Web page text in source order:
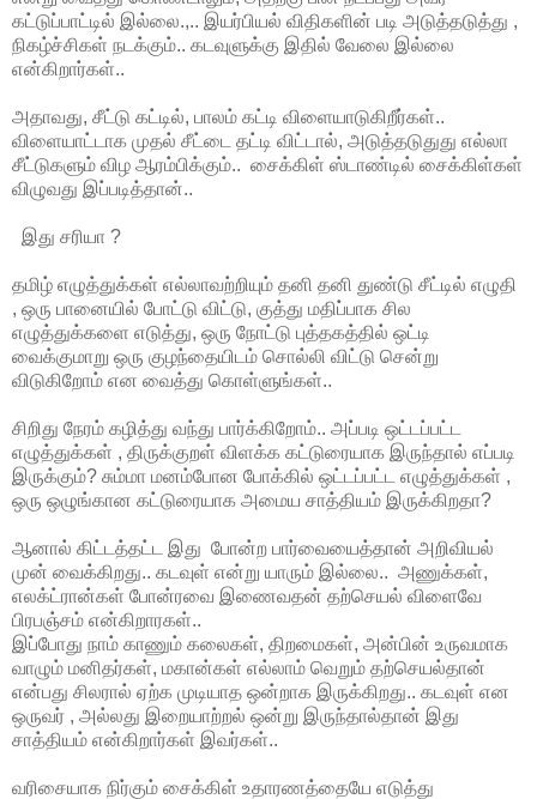
கட்டுப்பாட்டில் இல்லை.,.. இயர்பியல் விதிகளின் படி அடுத்தடுத்து ,
நிகழ்ச்சிகள் நடக்கும்.. கடவுளுக்கு இதில் வேலை இல்லை
என்கிறார்கள்..
அதாவது, சீட்டு கட்டில், பாலம் கட்டி விளையாடுகிறீர்கள்..
விளையாட்டாக முதல் சீட்டை தட்டி விட்டால், அடுத்தடுதுது எல்லா
சீட்டுகளும் விழ ஆரம்பிக்கும்.. சைக்கிள் ஸ்டாண்டில் சைக்கிள்கள்
விழுவது இப்படித்தான்..
இது சரியா ?
தமிழ் எழுத்துக்கள் எல்லாவற்றியும் தனி தனி துண்டு சீட்டில் எழுதி
, ஒரு பானையில் போட்டு விட்டு, குத்து மதிப்பாக சில
எழுத்துக்களை எடுத்து, ஒரு நோட்டு புத்தகத்தில் ஒட்டி
வைக்குமாறு ஒரு குழந்தையிடம் சொல்லி விட்டு சென்று
விடுகிறோம் என வைத்து கொள்ளுங்கள்..
சிறிது நேரம் கழித்து வந்து பார்க்கிறோம்.. அப்படி ஒட்டப்பட்ட
எழுத்துக்கள் , திருக்குறள் விளக்க கட்டுரையாக இருந்தால் எப்படி
இருக்கும்? சும்மா மனம்போன போக்கில் ஒட்டப்பட்ட எழுத்துக்கள் ,
ஒரு ஒழுங்கான கட்டுரையாக அமைய சாத்தியம் இருக்கிறதா?
ஆனால் கிட்டத்தட்ட இது போன்ற பார்வையைத்தான் அறிவியல்
முன் வைக்கிறது.. கடவுள் என்று யாரும் இல்லை.. அணுக்கள்,
எலக்ட்ரான்கள் போன்ரவை இணைவதன் தற்செயல் விளைவே
பிரபஞ்சம் என்கிறாரகள்..
இப்போது நாம் காணும் கலைகள், திறமைகள், அன்பின் உருவமாக
வாழும் மனிதர்கள், மகான்கள் எல்லாம் வெறும் தற்செயல்தான்
என்பது சிலரால் ஏற்க முடியாத ஒன்றாக இருக்கிறது.. கடவுள் என
ஒருவர் , அல்லது இறையாற்றல் ஒன்று இருந்தால்தான் இது
சாத்தியம் என்கிறார்கள் இவர்கள்..
வரிசையாக நிர்கும் சைக்கிள் உதாரணத்தையே எடுத்து